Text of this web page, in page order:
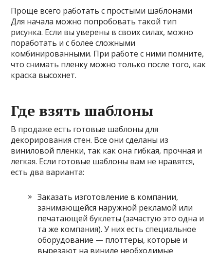
Проще всего работать с простыми шаблонами
Для начала можно попробовать такой тип
рисунка. Если вы уверены в своих силах, можно
поработать и с более сложными
комбинированными. При работе с ними помните,
что снимать пленку можно только после того, как
краска высохнет.
Где взять шаблоны
В продаже есть готовые шаблоны для
декорирования стен. Все они сделаны из
виниловой пленки, так как она гибкая, прочная и
легкая. Если готовые шаблоны вам не нравятся,
есть два варианта:
Заказать изготовление в компании,
занимающейся наружной рекламой или
печатающей буклеты (зачастую это одна и
та же компания). У них есть специальное
оборудование — плоттеры, которые и
вырезают на виниле необходимые